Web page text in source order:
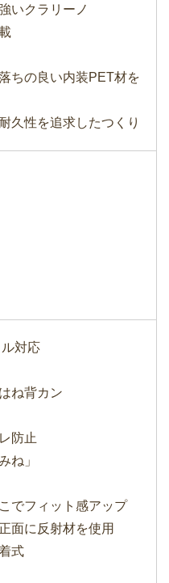
いクラリーノ
ちの良い内装PET材を
久性を追求したつくり
ル対応
ね背カン
防止
ね」
でフィット感アップ
面に反射材を使用
式